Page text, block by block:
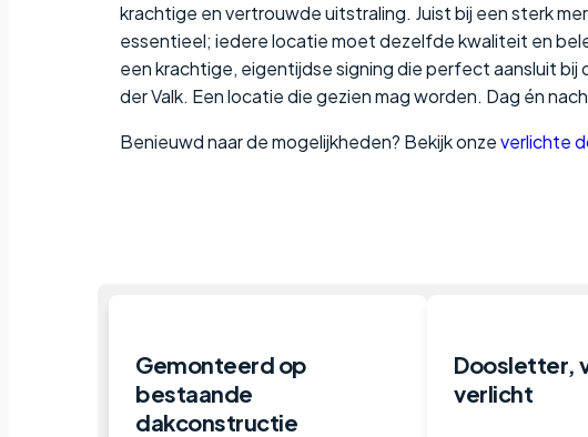
krachtige en vertrouwde uitstraling. Juist bij een sterk
essentieel; iedere locatie moet dezelfde kwaliteit en
een krachtige, eigentijdse signing die perfect aansluit bij
der Valk. Een locatie die gezien mag worden. Dag én
Benieuwd naar de mogelijkheden? Bekijk onzeverlichte
Gemonteerd op
bestaande
dakconstructie
Doosletter,
verlicht